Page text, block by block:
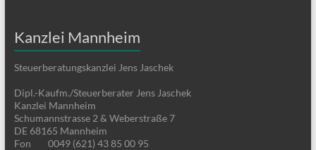
Kanzlei Mannheim
Steuerberatungskanzlei Jens Jaschek
Dipl.-Kaufm./Steuerberater Jens Jaschek
Kanzlei Mannheim
Schumannstrasse 2 & Weberstraße 7
DE 68165 Mannheim
Fon
0049 (621) 43 85 00 95